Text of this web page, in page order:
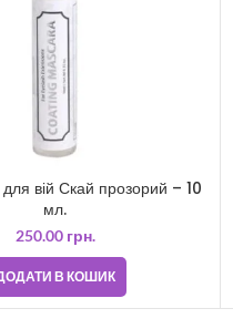
вій Скай прозорий – 10
мл.
250.00 грн.
В КОШИК